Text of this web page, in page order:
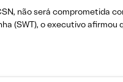
não será comprometida
(SWT), o executivo